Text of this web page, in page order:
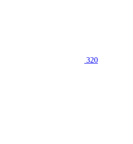
320